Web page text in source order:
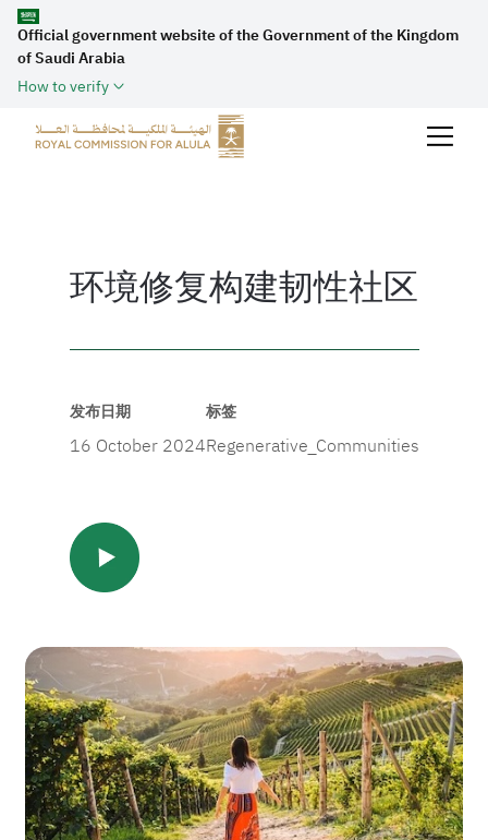
Official government website of the Government of the Kingdom
of Saudi Arabia
How to verify
环境修复构建韧性社区
发布日期
16 October 2024
标签
Regenerative_Communities